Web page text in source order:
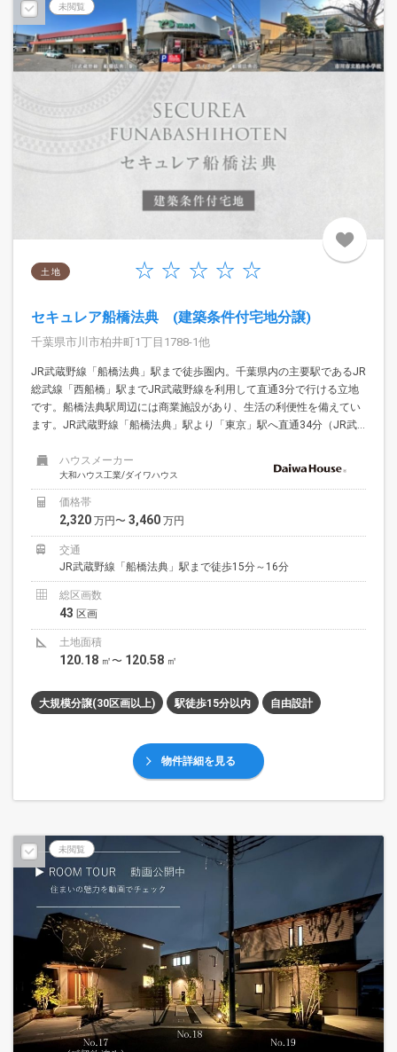
未閲覧
土 地
セキュレア船橋法典 (建築条件付宅地分譲)
千葉県市川市柏井町1丁目1788-1他
JR武蔵野線「船橋法典」駅まで徒歩圏内。千葉県内の主要駅であるJR
総武線「西船橋」駅までJR武蔵野線を利用して直通3分で行ける立地
です。船橋法典駅周辺には商業施設があり、生活の利便性を備えてい
ます。JR武蔵野線「船橋法典」駅より「東京」駅へ直通34分（JR武...
ハウスメーカー
大和ハウス工業/ダイワハウス
価格帯
2,320 万円〜 3,460 万円
交通
JR武蔵野線「船橋法典」駅まで徒歩15分～16分
総区画数
43 区画
土地面積
120.18 ㎡〜 120.58 ㎡
大規模分譲(30区画以上) 駅徒歩15分以内 自由設計
物件詳細を見る
未閲覧